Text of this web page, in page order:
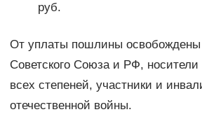
руб.
От уплаты пошлины освобождены
Советского Союза и РФ,
всех степеней, участники и
отечественной войны.